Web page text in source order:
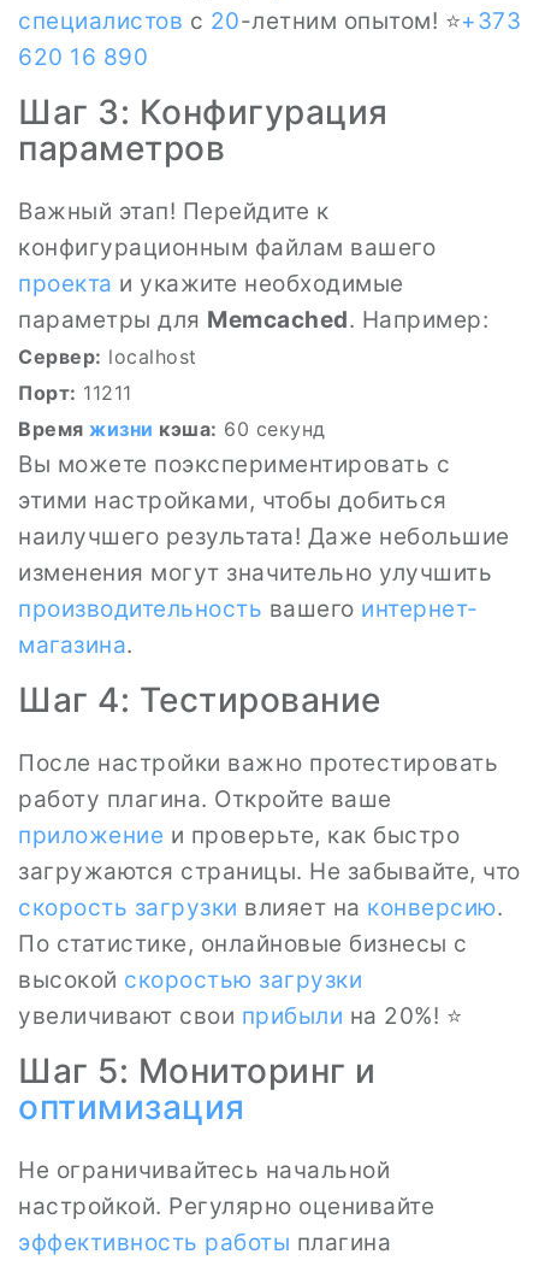
специалистов с 20-летним опытом! ⭐+373
620 16 890
Шаг 3: Конфигурация
параметров
Важный этап! Перейдите к
конфигурационным файлам вашего
проекта и укажите необходимые
параметры для Memcached. Например:
Сервер: localhost
Порт: 11211
Время жизни кэша: 60 секунд
Вы можете поэкспериментировать с
этими настройками, чтобы добиться
наилучшего результата! Даже небольшие
изменения могут значительно улучшить
производительность вашего интернет-
магазина.
Шаг 4: Тестирование
После настройки важно протестировать
работу плагина. Откройте ваше
приложение и проверьте, как быстро
загружаются страницы. Не забывайте, что
скорость загрузки влияет на конверсию.
По статистике, онлайновые бизнесы с
высокой скоростью загрузки
увеличивают свои прибыли на 20%! ⭐
Шаг 5: Мониторинг и
оптимизация
Не ограничивайтесь начальной
настройкой. Регулярно оценивайте
эффективность работы плагина